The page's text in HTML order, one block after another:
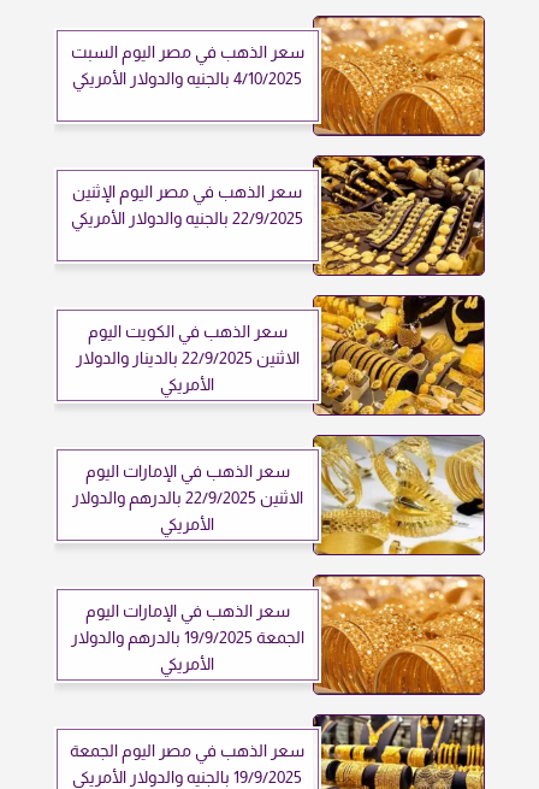
سعر الذهب في مصر اليوم السبت
4/10/2025 بالجنيه والدولار الأمريكي
سعر الذهب في مصر اليوم الإثنين
22/9/2025 بالجنيه والدولار الأمريكي
سعر الذهب في الكويت اليوم
الاثنين 22/9/2025 بالدينار والدولار
الأمريكي
سعر الذهب في الإمارات اليوم
الاثنين 22/9/2025 بالدرهم والدولار
الأمريكي
سعر الذهب في الإمارات اليوم
الجمعة 19/9/2025 بالدرهم والدولار
الأمريكي
سعر الذهب في مصر اليوم الجمعة
19/9/2025 بالجنيه والدولار الأمريكي